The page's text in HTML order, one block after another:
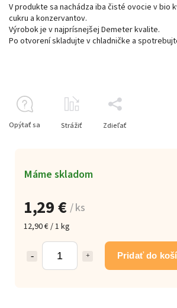
1,29 € / ks
12,90 € / 1 kg
Pridať do
Máme skladom
V produkte sa nachádza iba čisté ovocie v bio
cukru a konzervantov.
Výrobok je v najprísnejšej Demeter kvalite.
Po otvorení skladujte v chladničke a
Opýtať sa Strážiť Zdieľať